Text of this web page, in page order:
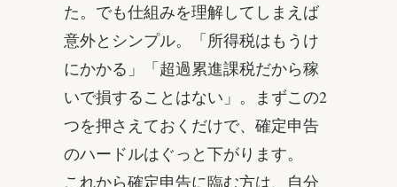
た。でも仕組みを理解してしまえば
意外とシンプル。「所得税はもうけ
にかかる」「超過累進課税だから稼
いで損することはない」。まずこの2
つを押さえておくだけで、確定申告
のハードルはぐっと下がります。
これから確定申告に臨む方は、自分